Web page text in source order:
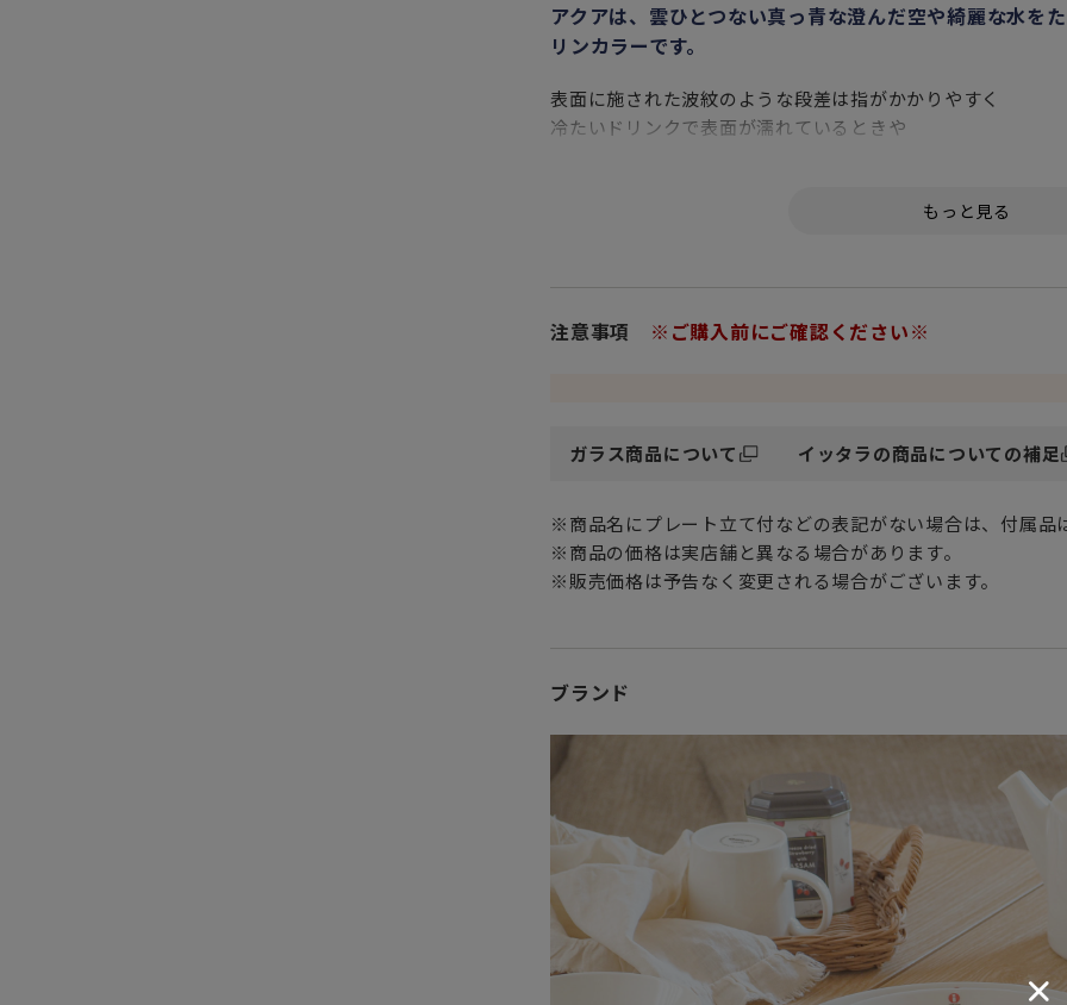
アクアは、雲ひとつない真っ青な澄んだ空や綺麗な水を
リンカラーです。
表面に施された波紋のような段差は指がかかりやすく
冷たいドリンクで表面が濡れているときや
パフェやシャーベットなど、冷たいスイーツを盛りつけても
現在発売されているイッタラ製品の中で最も長い歴史を誇る
本質を大切にした温かみに溢れ、流行に左右されず
※食器洗い乾燥機の使用はOKです。（耐熱ガラスではござい
模様（特に口の部分など）が見られる場合があります。
注意事項 ※ご購入前にご確認ください※
ガラス商品について イッタラの商品についての補足
※商品名にプレート立て付などの表記がない場合は、付属品
※商品の価格は実店舗と異なる場合があります。
※販売価格は予告なく変更される場合がございます。
ブランド